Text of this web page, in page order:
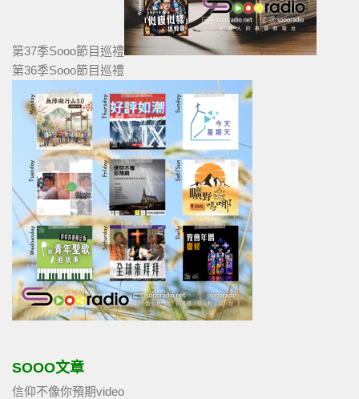
第37季Sooo節目巡禮
第36季Sooo節目巡禮
SOOO文章
信仰不像你預期video